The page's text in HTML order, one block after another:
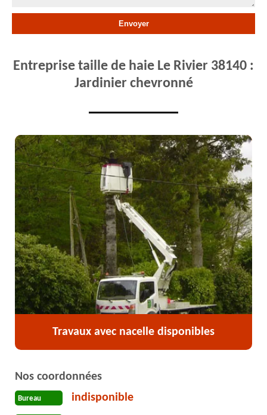
Entreprise taille de haie Le Rivier 38140 :
Jardinier chevronné
Travaux avec nacelle disponibles
Nos coordonnées
Bureau indisponible